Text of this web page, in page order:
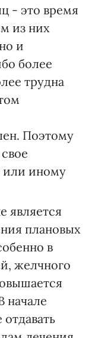
- это время
из них
и
более
трудна
Поэтому
или иному
является
плановых
в
желчного
начале